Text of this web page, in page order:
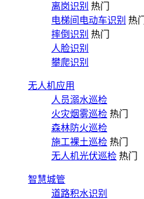
离岗识别 热门
电梯间电动车识别 热门
摔倒识别 热门
人脸识别
攀爬识别
无人机应用
人员溺水巡检
火灾烟雾巡检 热门
森林防火巡检
施工裸土巡检 热门
无人机光伏巡检 热门
智慧城管
道路积水识别